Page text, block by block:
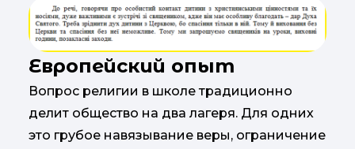
Европейский опыт
Вопрос религии в школе традиционно
делит общество на два лагеря. Для одних
это грубое навязывание веры, ограничение